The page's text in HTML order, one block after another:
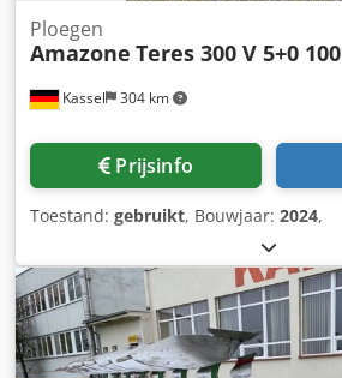
Kassel 304 km
Ploegen
Amazone Teres 300 V 5+0 100
Prijsinfo
Toestand: gebruikt, Bouwjaar: 2024,